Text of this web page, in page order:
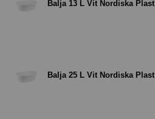
Balja 13 L Vit Nordiska Plast
Balja 25 L Vit Nordiska Plast